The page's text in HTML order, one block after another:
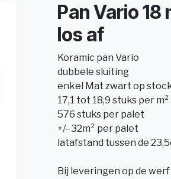
Pan Vario
los af
Koramic pan Vario
dubbele sluiting
enkel Mat zwart op
17,1 tot 18,9 stuks per m²
576 stuks per palet
+/- 32m² per palet
latafstand tussen de
Bij leveringen op de